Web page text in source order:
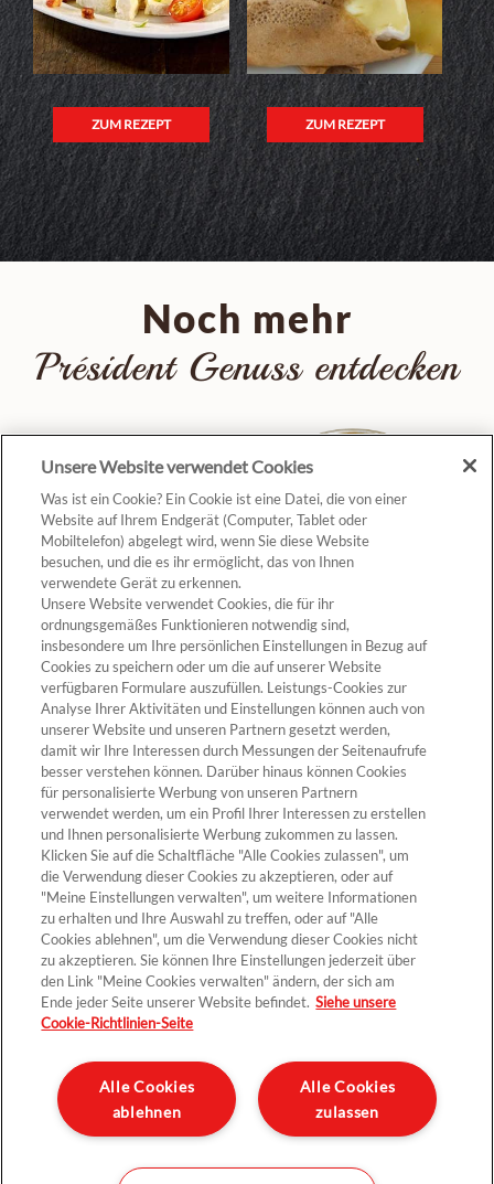
ZUM REZEPT ZUM REZEPT
Noch mehr
Président Genuss entdecken
ZUM PRODUKT ZUM PRODUKT
Cookie-Einstellungen
Kontakt >
Datenschutz
Impressum und rechtliche Hinweise
Sitemap
Unternehmen
Unsere Website verwendet Cookies
Was ist ein Cookie? Ein Cookie ist eine Datei, die von einer
Website auf Ihrem Endgerät (Computer, Tablet oder
Mobiltelefon) abgelegt wird, wenn Sie diese Website
besuchen, und die es ihr ermöglicht, das von Ihnen
verwendete Gerät zu erkennen.
Unsere Website verwendet Cookies, die für ihr
ordnungsgemäßes Funktionieren notwendig sind,
insbesondere um Ihre persönlichen Einstellungen in Bezug auf
Cookies zu speichern oder um die auf unserer Website
verfügbaren Formulare auszufüllen. Leistungs-Cookies zur
Analyse Ihrer Aktivitäten und Einstellungen können auch von
unserer Website und unseren Partnern gesetzt werden,
damit wir Ihre Interessen durch Messungen der Seitenaufrufe
besser verstehen können. Darüber hinaus können Cookies
für personalisierte Werbung von unseren Partnern
verwendet werden, um ein Profil Ihrer Interessen zu erstellen
und Ihnen personalisierte Werbung zukommen zu lassen.
Klicken Sie auf die Schaltfläche "Alle Cookies zulassen", um
die Verwendung dieser Cookies zu akzeptieren, oder auf
"Meine Einstellungen verwalten", um weitere Informationen
zu erhalten und Ihre Auswahl zu treffen, oder auf "Alle
Cookies ablehnen", um die Verwendung dieser Cookies nicht
zu akzeptieren. Sie können Ihre Einstellungen jederzeit über
den Link "Meine Cookies verwalten" ändern, der sich am
Ende jeder Seite unserer Website befindet. Siehe unsere
Cookie-Richtlinien-Seite
Alle Cookies
zulassen
Alle Cookies
ablehnen